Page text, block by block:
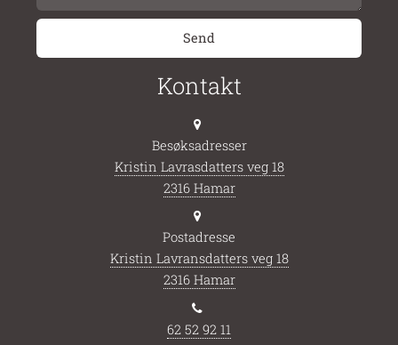
Kontakt
Besøksadresser
Kristin Lavrasdatters veg 18
2316 Hamar
Postadresse
Kristin Lavransdatters veg 18
2316 Hamar
62 52 92 11